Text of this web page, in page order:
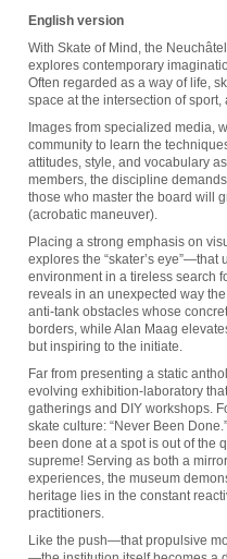
English version
With Skate of Mind, the
explores contemporary
Often regarded as a way of life,
space at the intersection of
Images from specialized media,
community to learn the
attitudes, style, and vocabulary
members, the discipline
those who master the board will
(acrobatic maneuver).
Placing a strong emphasis on
explores the “skater’s
environment in a tireless search
reveals in an unexpected way
anti-tank obstacles whose
borders, while Alan Maag
but inspiring to the initiate.
Far from presenting a static
evolving exhibition-laboratory
gatherings and DIY workshops.
skate culture: “Never Been
been done at a spot is out of the
supreme! Serving as both a
experiences, the museum
heritage lies in the constant
practitioners.
Like the push—that propulsive